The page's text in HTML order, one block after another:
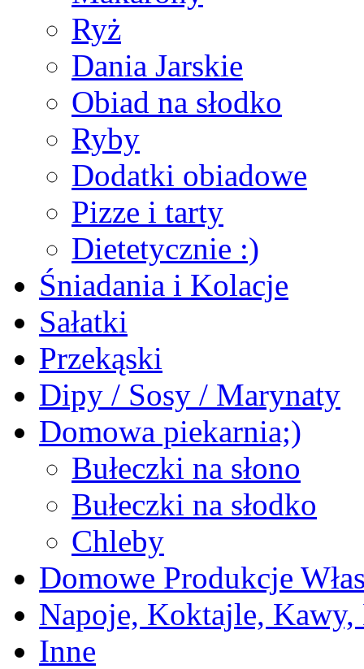
Ryż
Dania Jarskie
Obiad na słodko
Ryby
Dodatki obiadowe
Pizze i tarty
Dietetycznie :)
Śniadania i Kolacje
Sałatki
Przekąski
Dipy / Sosy / Marynaty
Domowa piekarnia;)
Bułeczki na słono
Bułeczki na słodko
Chleby
Domowe Produkcje
Napoje, Koktajle, Kawy,
Inne